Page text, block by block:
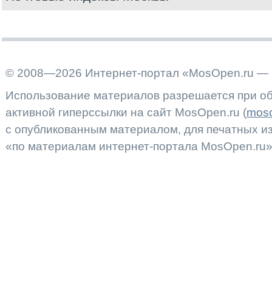
© 2008—2026 Интернет-портал «MosOpen.ru —
Использование материалов разрешается при
активной гиперссылки на сайт MosOpen.ru (
с опубликованным материалом, для печатных
«по материалам интернет-портала